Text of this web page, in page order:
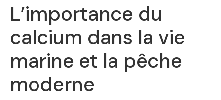
L’importance du
calcium dans la vie
marine et la pêche
moderne